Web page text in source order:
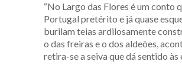
“No Largo das Flores é um conto
Portugal pretérito e já quase
burilam teias ardilosamente
o das freiras e o dos aldeões,
retira-se a seiva que dá sentido às